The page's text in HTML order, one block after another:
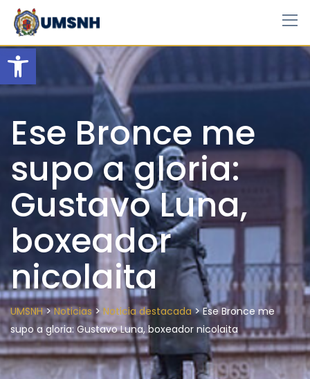
Open toolbar
Skip
content
Ese Bronce me
supo a gloria:
Gustavo Luna,
boxeador
nicolaita
UMSNH>Noticias> Noticia destacada>Ese Bronce me
supo a gloria: Gustavo Luna, boxeador nicolaita